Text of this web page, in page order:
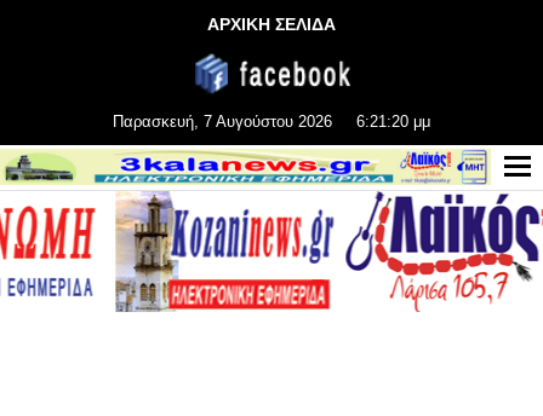
ΑΡΧΙΚΗ ΣΕΛΙΔΑ
Παρασκευή, 7 Αυγούστου 2026 6:21:21 μμ